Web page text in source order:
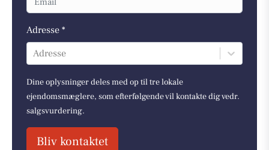
Adresse *
Adresse
Dine oplysninger deles med op til tre lokale
ejendomsmæglere, som efterfølgende vil kontakte dig vedr.
salgsvurdering.
Bliv kontaktet